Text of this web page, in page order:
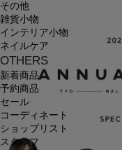
その他
雑貨小物
インテリア小物
ネイルケア
OTHERS
新着商品
予約商品
セール
コーディネート
ショップリスト
スタッフ